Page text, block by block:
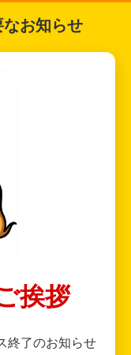
お知らせ
挨拶
終了のお知らせ